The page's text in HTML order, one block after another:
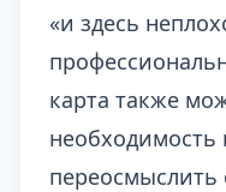
«и здесь
карта также
необходимость
переосмыслить